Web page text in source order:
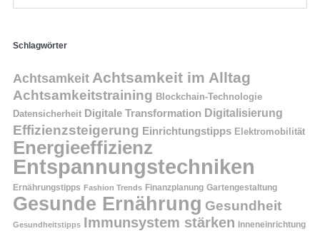
Schlagwörter
Achtsamkeit Achtsamkeit im Alltag
Achtsamkeitstraining Blockchain-Technologie
Datensicherheit Digitale Transformation Digitalisierung
Effizienzsteigerung Einrichtungstipps Elektromobilität
Energieeffizienz
Entspannungstechniken
Ernährungstipps Fashion Trends Finanzplanung Gartengestaltung
Gesunde Ernährung Gesundheit
Gesundheitstipps Immunsystem stärken Inneneinrichtung